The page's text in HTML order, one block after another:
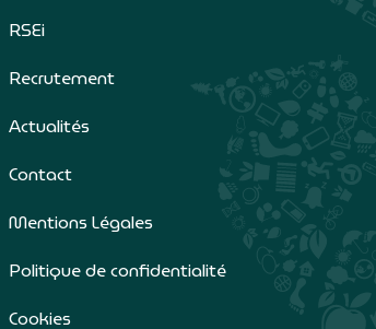
RSEi
Recrutement
Actualités
Contact
Mentions Légales
Politique de confidentialité
Cookies